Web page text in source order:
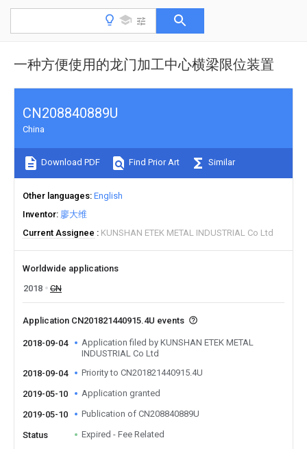
一种方便使用的龙门加工中心横梁限位装置
CN208840889U
China
Download PDF Find Prior Art Similar
Other languages English
Inventor 廖大维
Current Assignee
KUNSHAN ETEK METAL INDUSTRIAL Co Ltd
Worldwide applications
2018
CN
Application CN201821440915.4U events
2018-09-04
Application filed by KUNSHAN ETEK METAL
INDUSTRIAL Co Ltd
2018-09-04
Priority to CN201821440915.4U
2019-05-10 Application granted
2019-05-10 Publication of CN208840889U
Status Expired - Fee Related